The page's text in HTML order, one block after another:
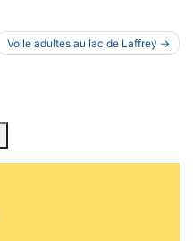
Voile adultes au lac de Laffrey